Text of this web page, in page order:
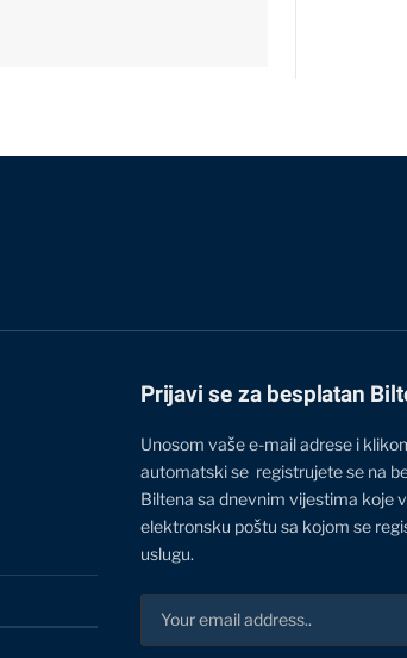
Prijavi se za besplatan
Unosom vaše e-mail adrese i
automatski se registrujete se na
Biltena sa dnevnim vijestima koje
elektronsku poštu sa kojom se
uslugu.